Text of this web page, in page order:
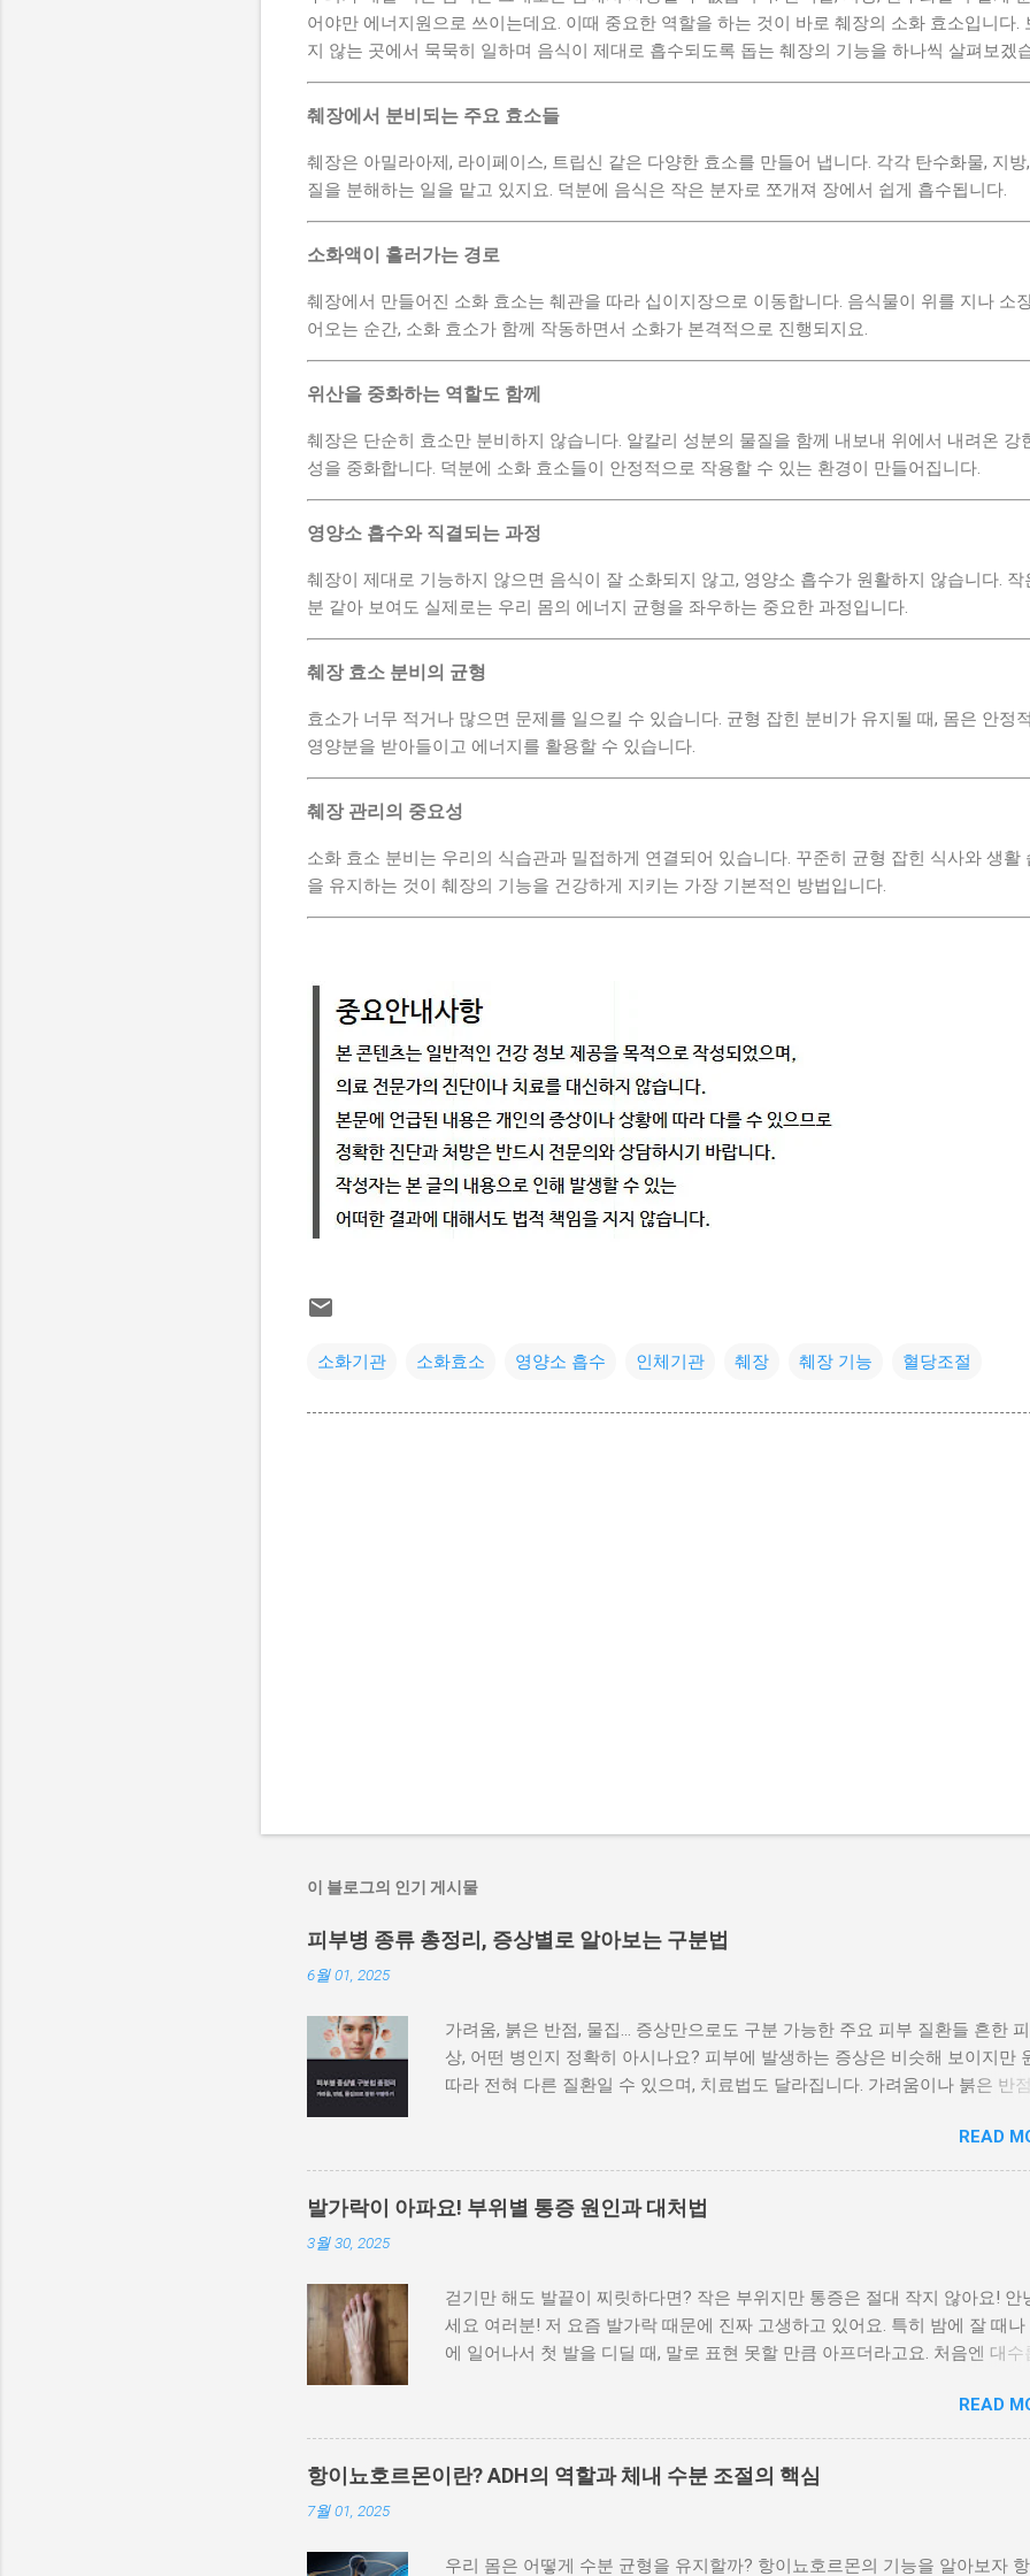
어야만 에너지원으로 쓰이는데요. 이때 중요한 역할을 하는 것이 바로 췌장의 소화 효소입니다.
지 않는 곳에서 묵묵히 일하며 음식이 제대로 흡수되도록 돕는 췌장의 기능을 하나씩 살펴보겠
췌장에서 분비되는 주요 효소들
췌장은 아밀라아제, 라이페이스, 트립신 같은 다양한 효소를 만들어 냅니다. 각각 탄수화물, 지방
질을 분해하는 일을 맡고 있지요. 덕분에 음식은 작은 분자로 쪼개져 장에서 쉽게 흡수됩니다.
소화액이 흘러가는 경로
췌장에서 만들어진 소화 효소는 췌관을 따라 십이지장으로 이동합니다. 음식물이 위를 지나 소
어오는 순간, 소화 효소가 함께 작동하면서 소화가 본격적으로 진행되지요.
위산을 중화하는 역할도 함께
췌장은 단순히 효소만 분비하지 않습니다. 알칼리 성분의 물질을 함께 내보내 위에서 내려온 강
성을 중화합니다. 덕분에 소화 효소들이 안정적으로 작용할 수 있는 환경이 만들어집니다.
영양소 흡수와 직결되는 과정
췌장이 제대로 기능하지 않으면 음식이 잘 소화되지 않고, 영양소 흡수가 원활하지 않습니다. 작
분 같아 보여도 실제로는 우리 몸의 에너지 균형을 좌우하는 중요한 과정입니다.
췌장 효소 분비의 균형
효소가 너무 적거나 많으면 문제를 일으킬 수 있습니다. 균형 잡힌 분비가 유지될 때, 몸은 안정
영양분을 받아들이고 에너지를 활용할 수 있습니다.
췌장 관리의 중요성
소화 효소 분비는 우리의 식습관과 밀접하게 연결되어 있습니다. 꾸준히 균형 잡힌 식사와 생활
을 유지하는 것이 췌장의 기능을 건강하게 지키는 가장 기본적인 방법입니다.
소화기관 소화효소 영양소 흡수 인체기관 췌장 췌장 기능 혈당조절
이 블로그의 인기 게시물
피부병 종류 총정리, 증상별로 알아보는 구분법
6월 01, 2025
가려움, 붉은 반점, 물집… 증상만으로도 구분 가능한 주요 피부 질환들 흔한
상, 어떤 병인지 정확히 아시나요? 피부에 발생하는 증상은 비슷해 보이지만
따라 전혀 다른 질환일 수 있으며, 치료법도 달라집니다. 가려움이나 붉은 반점,
표적인 피부 질환을 증상별로 나눠 정리 하여 빠르게 자가 진단하고 병원 방
참고할 수 있도록 안내합니다. 가려움이 심하고 밤에 더 심해지는 경우 습진
우선적으로 의심해야 합니다 가장 흔한 피부 증상인 가려움은 원인에 따라 양
다릅니다. 습진 은 피부가 붉어지고 벗겨지며, 가려움이 지속됩니다. 옴 은 진드
갑자기 퍼질 때 알레르기 반응이나 두드러기성 질환을 의심할 수 있습니다 특
식, 약물, 스트레스 등 외부 자극에 의해 급성 두드러기나 알레르기성 피부염
길 수 있습니다. 가렵고, 붉은 발진이 일시적으로 퍼졌다가 사라지는 증상이
진물이 날 때 대상포진이나 접촉성 피부염, 수포성 피부염을 확인해야 합니다
포진 은 몸 한쪽에만 통증과 함께 물집이 생기는 것이 특징이며, 접촉성 피부
특정 화학물질 접촉 후 피부에 염증과 수포가 생깁니다. 수포성 피부염 은 피부
건선 은 하얀 비늘 같은 각질이 반복적으로 생기며 주로 팔꿈치, 무릎, 두피에
READ
발가락이 아파요! 부위별 통증 원인과 대처법
3월 30, 2025
걷기만 해도 발끝이 찌릿하다면? 작은 부위지만 통증은 절대 작지 않아요! 안
세요 여러분! 저 요즘 발가락 때문에 진짜 고생하고 있어요. 특히 밤에 잘 때나
에 일어나서 첫 발을 디딜 때, 말로 표현 못할 만큼 아프더라고요. 처음엔 대수
나 중요했다는 걸, 직접 아파보고 나서야 알겠더라구요. 오늘은 저처럼 '왜 이
싶었던 분들을 위해, 발가락 통증의 부위별 원인과 해결 방법을 낱낱이 알려
요. 목차 엄지발가락 통증: 통풍? 무지외반증? 발가락 마디별 통증 비교 찌릿한
의 원인 5가지 갑자기 아픈 발가락, 응급 상황일까? 부위별 자가치료법 한눈에
READ
항이뇨호르몬이란? ADH의 역할과 체내 수분 조절의 핵심
7월 01, 2025
우리 몸은 어떻게 수분 균형을 유지할까? 항이뇨호르몬의 기능을 알아보자